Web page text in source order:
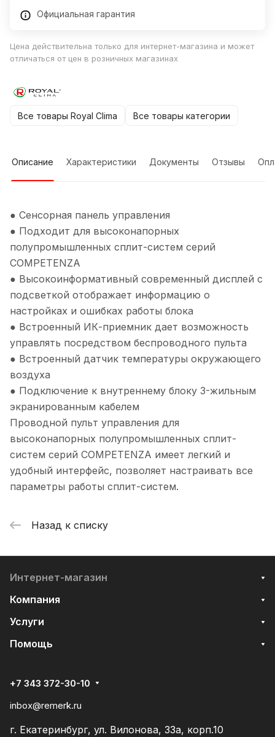
Официальная гарантия
Цена действительна только для интернет-магазина и может
отличаться от цен в розничных магазинах
Все товары Royal Clima Все товары категории
Описание Характеристики Документы Отзывы
● Сенсорная панель управления
● Подходит для высоконапорных
полупромышленных сплит-систем серий
COMPETENZA
● Высокоинформативный современный дисплей с
подсветкой отображает информацию о
настройках и ошибках работы блока
● Встроенный ИК-приемник дает возможность
управлять посредством беспроводного пульта
● Встроенный датчик температуры окружающего
воздуха
● Подключение к внутреннему блоку 3-жильным
экранированным кабелем
Проводной пульт управления для
высоконапорных полупромышленных сплит-
систем серий COMPETENZA имеет легкий и
удобный интерфейс, позволяет настраивать все
параметры работы сплит-систем.
Назад к списку
Интернет-магазин
Компания
Услуги
Помощь
+7 343 372-30-10
inbox@remerk.ru
г. Екатеринбург, ул. Вилонова, 33а, корп.10